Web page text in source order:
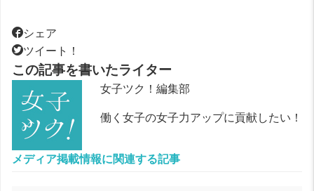
シェア
ツイート！
この記事を書いたライター
女子ツク！編集部
働く女子の女子力アップに貢献したい！
メディア掲載情報に関連する記事